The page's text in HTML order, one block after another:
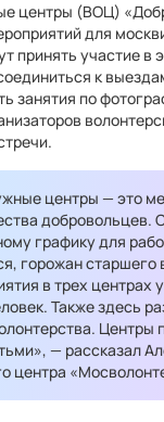
центры (ВОЦ)
для
принять участие в
к
занятия по
центры — это
добровольцев.
графику для
горожан старшего
в трех центрах
Также здесь
Центры
— рассказал
центра